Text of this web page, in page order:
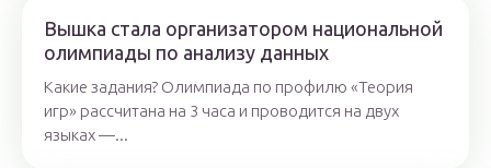
Вышка стала организатором национальной
олимпиады по анализу данных
Какие задания? Олимпиада по профилю «Теория
игр» рассчитана на 3 часа и проводится на двух
языках —...